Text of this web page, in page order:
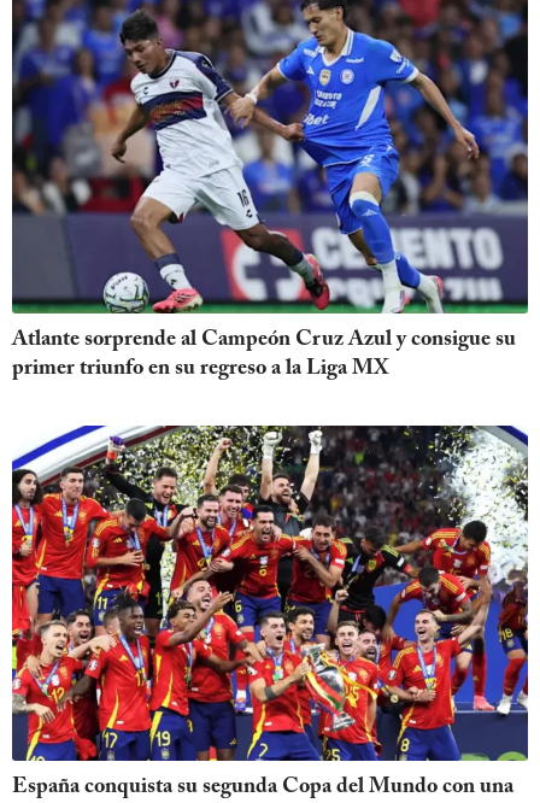
Atlante sorprende al Campeón Cruz Azul y consigue su
primer triunfo en su regreso a la Liga MX
España conquista su segunda Copa del Mundo con una